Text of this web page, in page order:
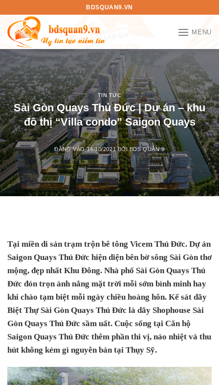
nội
dung
BDSQUAN9.VN
MENU
TIN TỨC
Sài Gòn Quays Thủ Đức | Dự án – khu
đô thị “Villa condo” Saigon Quays
ĐĂNG VÀO14/10/2021 BỞIBDS QUẬN 9
Tại miền di sản trạm trộn bê tông Vicem Thủ Đức. Dự án
Saigon Quays Thủ Đức hiện diện bên bờ sông Sài Gòn thơ
mộng, đẹp nhất Khu Đông. Nhà phố Sài Gòn Quays Thủ
Đức đón trọn ánh nắng mặt trời mỗi sớm bình minh hay
khi chào tạm biệt mỗi ngày chiều hoàng hôn. Kế sát dãy
Biệt Thự Sài Gòn Quays Thủ Đức là dãy Shophouse Sài
Gòn Quays Thủ Đức sầm uất. Cuộc sống tại Căn hộ
Saigon Quays Thủ Đức thêm phần thi vị, náo nhiệt và thu
hút không kém gì nguyên bản tại Thụy Sỹ.